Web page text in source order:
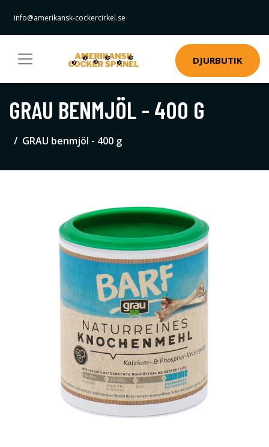
info@amerikansk-cockercirkel.se
DJURBUTIK
GRAU BENMJÖL - 400 G
GRAU benmjöl - 400 g